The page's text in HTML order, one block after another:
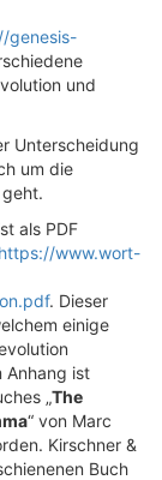
genesis-
und
Unterscheidung
um die
als PDF
https://www.wort-
. Dieser
einige
Anhang ist
„The
“ von Marc
Kirschner &
Buch